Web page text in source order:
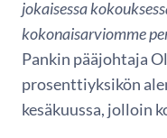
jokaisessa
kokonaisarviomme
Pankin pääjohtaja
prosenttiyksikön
kesäkuussa, jolloin